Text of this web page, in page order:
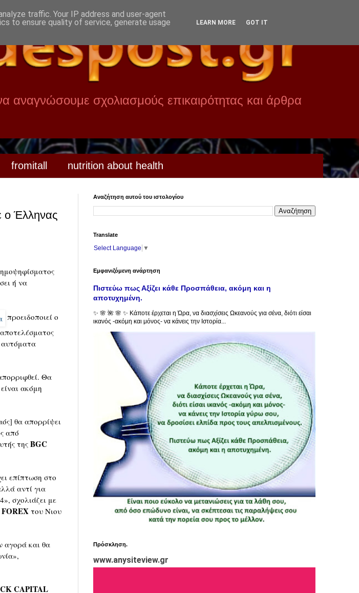
σχολιασμούς επικαιρότητας και άρθρα
fromitall nutrition about health
ο Έλληνας
ή να
προειδοποιεί ο
αυτόματα
Θα
ακόμη
θα απορρίψει
από
της BGC
επίπτωση στο
αντί για
σχολιάζει με
του Νιου
αγορά και θα
CAPITAL
Αναζήτηση αυτού του ιστολογίου
Translate
Select Language ▼
Εμφανιζόμενη ανάρτηση
Πιστεύω πως Αξίζει κάθε Προσπάθεια, ακόμη και η
αποτυχημένη.
✨ 🌸 🌺 🌸 ✨ Κάποτε έρχεται η Ώρα, να διασχίσεις Ωκεανούς για σένα, διότι είσαι
ικανός -ακόμη και μόνος- να κάνεις την Ιστορία...
Πρόσκληση.
www.anysiteview.gr
traffic. Your IP address and user-agent
to ensure quality of service, generate usage
LEARN MORE GOT IT